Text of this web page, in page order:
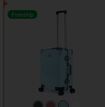
Freeship